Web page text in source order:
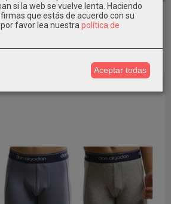
Niño Goma Vista LPG
si la web se vuelve lenta. Haciendo
que estás de acuerdo con su
favor lea nuestra política de
Aceptar todas